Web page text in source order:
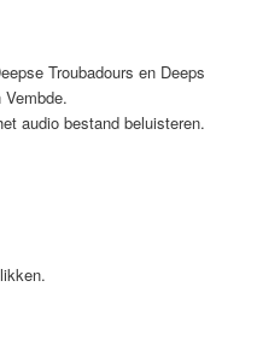
Troubadours en Deeps
audio bestand beluisteren.